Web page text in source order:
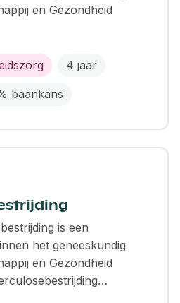
en Gezondheid
4 jaar
baankans
is een
het geneeskundig
en Gezondheid